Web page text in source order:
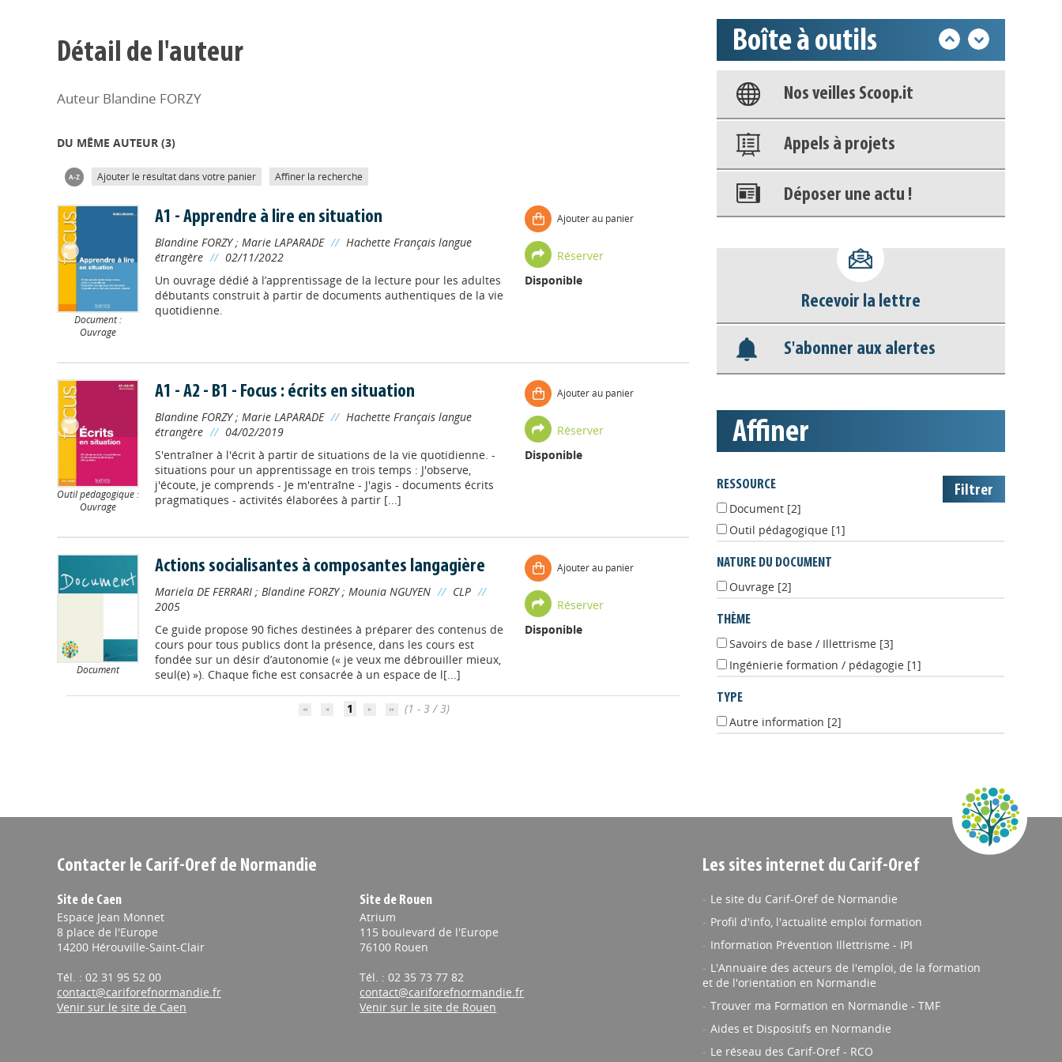
Détail de l'auteur
Auteur Blandine FORZY
DU MÊME AUTEUR (3)
Ajouter le résultat dans votre panier Affiner la recherche
Document :
Ouvrage
A1 - Apprendre à lire en situation
Blandine FORZY; Marie LAPARADE // Hachette Français langue
étrangère // 02/11/2022
Un ouvrage dédié à l’apprentissage de la lecture pour les adultes
débutants construit à partir de documents authentiques de la vie
quotidienne.
Ajouter au panier
Réserver
Disponible
Outil pédagogique :
Ouvrage
A1 - A2 - B1 - Focus : écrits en situation
Blandine FORZY; Marie LAPARADE // Hachette Français langue
étrangère // 04/02/2019
S'entraîner à l'écrit à partir de situations de la vie quotidienne. -
situations pour un apprentissage en trois temps : J'observe,
j'écoute, je comprends - Je m'entraîne - J'agis - documents écrits
pragmatiques - activités élaborées à partir [...]
Ajouter au panier
Réserver
Disponible
Document
Actions socialisantes à composantes langagière
Mariela DE FERRARI; Blandine FORZY; Mounia NGUYEN // CLP //
2005
Ce guide propose 90 fiches destinées à préparer des contenus de
cours pour tous publics dont la présence, dans les cours est
fondée sur un désir d’autonomie (« je veux me débrouiller mieux,
seul(e) »). Chaque fiche est consacrée à un espace de l[...]
Ajouter au panier
Réserver
Disponible
1 (1 - 3 / 3)
Boîte à outils
Base documentaire
Nos veilles Scoop.it
Appels à projets
Déposer une actu !
déconnecter)
Base documentaire
Nos veilles Scoop.it
Appels à projets
Recevoir la lettre
S'abonner aux alertes
affiner
RESSOURCE
Document [2]
Outil pédagogique [1]
NATURE DU DOCUMENT
Ouvrage [2]
THÈME
Savoirs de base / Illettrisme [3]
Ingénierie formation / pédagogie [1]
TYPE
Autre information [2]
Contacter le Carif-Oref de Normandie
Site de Caen
Espace Jean Monnet
8 place de l'Europe
14200 Hérouville-Saint-Clair
Tél. : 02 31 95 52 00
contact@cariforefnormandie.fr
Venir sur le site de Caen
Site de Rouen
Atrium
115 boulevard de l'Europe
76100 Rouen
Tél. : 02 35 73 77 82
contact@cariforefnormandie.fr
Venir sur le site de Rouen
Les sites internet du Carif-Oref
Le site du Carif-Oref de Normandie
Profil d'info, l'actualité emploi formation
Information Prévention Illettrisme - IPI
L'Annuaire des acteurs de l'emploi, de la formation
et de l'orientation en Normandie
Trouver ma Formation en Normandie - TMF
Aides et Dispositifs en Normandie
Le réseau des Carif-Oref - RCO